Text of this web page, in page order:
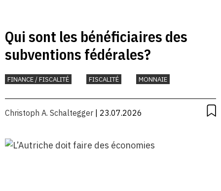
Qui sont les bénéficiaires des
subventions fédérales?
FINANCE / FISCALITÉ FISCALITÉ MONNAIE
Christoph A. Schaltegger | 23.07.2026